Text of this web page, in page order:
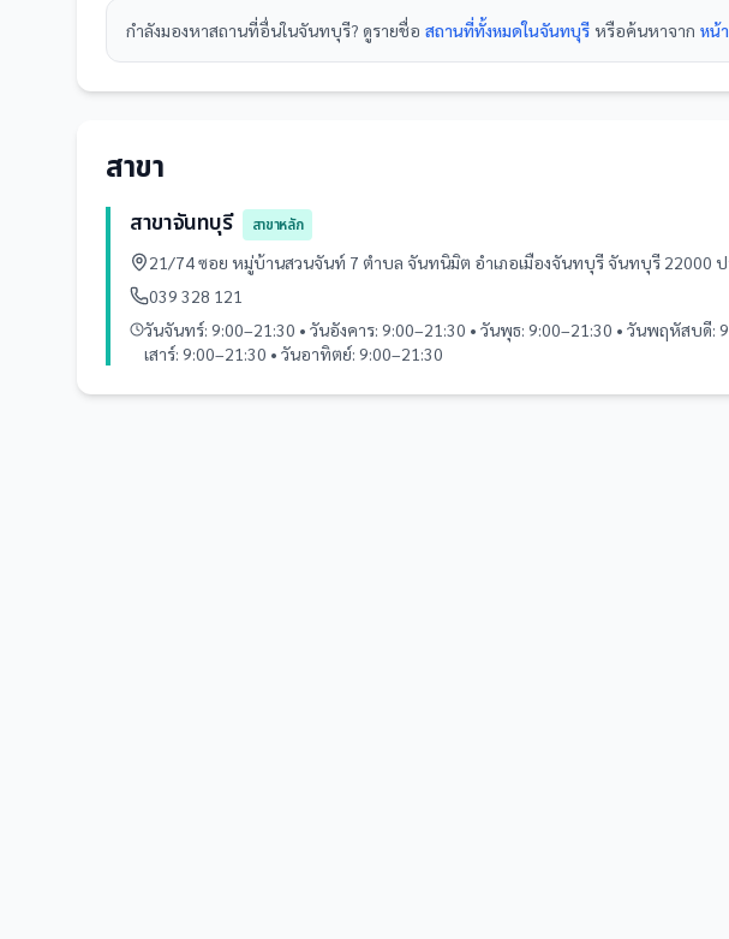
กำลังมองหาสถานที่อื่นในจันทบุรี? ดูรายชื่อ สถานที่ทั้งหมดในจันทบุรี หรือค้นหาจาก หน้
สาขา
สาขาจันทบุรี
สาขาหลัก
21/74 ซอย หมู่บ้านสวนจันท์ 7 ตำบล จันทนิมิต อำเภอเมืองจันทบุรี จันทบุรี 22000 ป
039 328 121
วันจันทร์: 9:00–21:30 • วันอังคาร: 9:00–21:30 • วันพุธ: 9:00–21:30 • วันพฤหัสบดี:
เสาร์: 9:00–21:30 • วันอาทิตย์: 9:00–21:30